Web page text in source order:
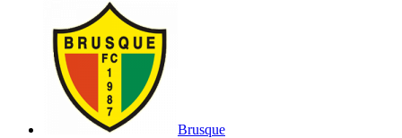
Brusque